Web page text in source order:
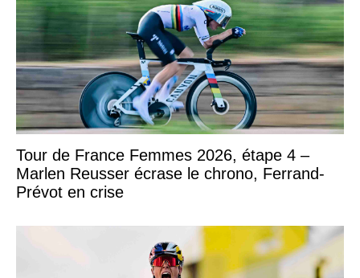
Tour de France Femmes 2026, étape 4 –
Marlen Reusser écrase le chrono, Ferrand-
Prévot en crise